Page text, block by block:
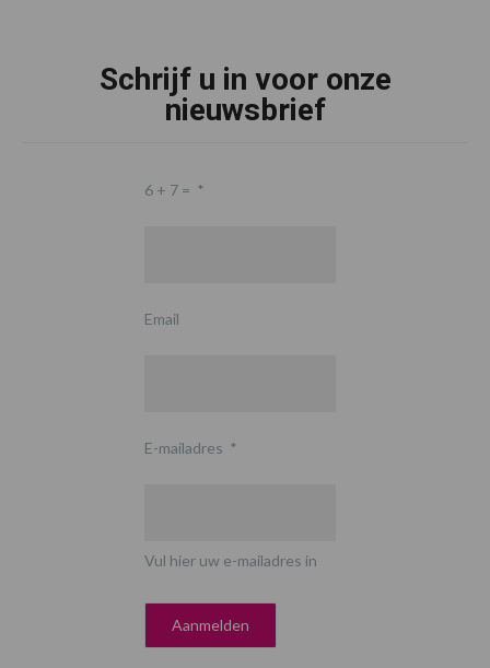
Schrijf u in voor onze
nieuwsbrief
6 + 7 = *
Email
E-mailadres *
Vul hier uw e-mailadres in